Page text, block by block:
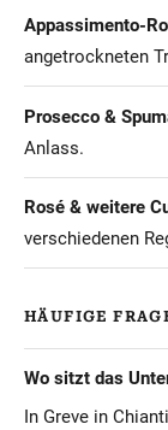
Appassimento-
angetrockneten
Prosecco &
Anlass.
Rosé & weitere
verschiedenen
HÄUFIGE
Wo sitzt das
In Greve in